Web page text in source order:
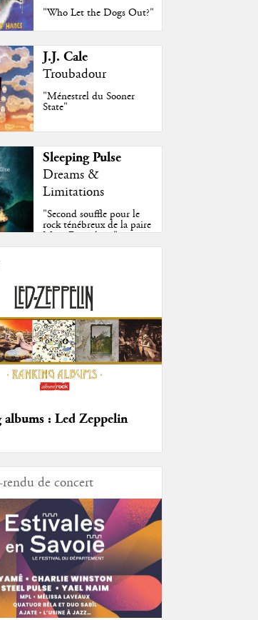
"Who Let the Dogs Out?"
J.J. Cale
Troubadour
"Ménestrel du Sooner
State"
Sleeping Pulse
Dreams &
Limitations
"Second souffle pour le
rock ténébreux de la paire
Moss-Fazendeiro"
albums : Led Zeppelin
de concert